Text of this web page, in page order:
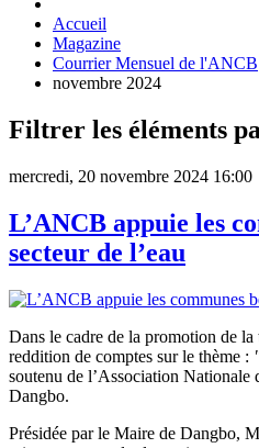
Accueil
Magazine
Courrier Mensuel de l'ANCB
novembre 2024
Filtrer les éléments
mercredi, 20 novembre 2024 16:00
L’ANCB appuie les
secteur de l’eau
Dans le cadre de la promotion de
reddition de comptes sur le thème :
soutenu de l’Association
Dangbo.
Présidée par le Maire de Dangbo,